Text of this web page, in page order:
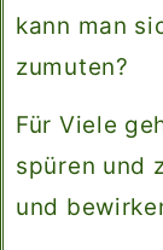
kann man
zumuten?
Für Viele
spüren und
und